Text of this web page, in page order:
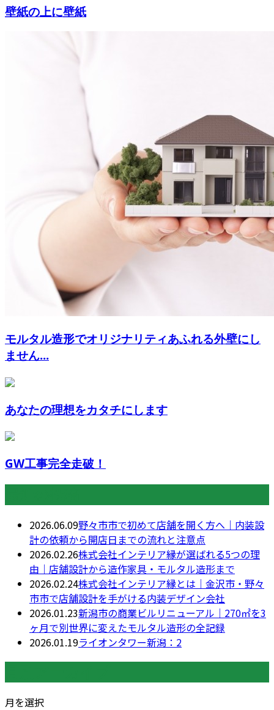
壁紙の上に壁紙
モルタル造形でオリジナリティあふれる外壁にし
ません...
あなたの理想をカタチにします
GW工事完全走破！
2026.06.09野々市市で初めて店舗を開く方へ｜内装設
計の依頼から開店日までの流れと注意点
2026.02.26株式会社インテリア縁が選ばれる5つの理
由｜店舗設計から造作家具・モルタル造形まで
2026.02.24株式会社インテリア縁とは｜金沢市・野々
市市で店舗設計を手がける内装デザイン会社
2026.01.23新潟市の商業ビルリニューアル｜270㎡を3
ヶ月で別世界に変えたモルタル造形の全記録
2026.01.19ライオンタワー新潟：2
月を選択